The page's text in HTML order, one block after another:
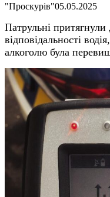
"Проскурів"05.05.2025
Патрульні притягнули
відповідальності
алкоголю була